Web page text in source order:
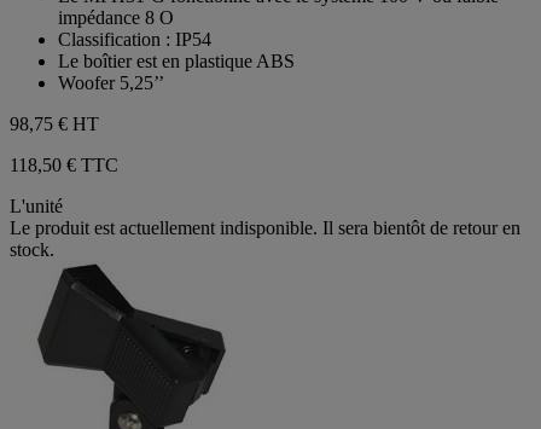
étoiles.
impédance 8 O
Classification : IP54
Le boîtier est en plastique ABS
Woofer 5,25’’
98,75 € HT
118,50 € TTC
L'unité
Le produit est actuellement indisponible. Il sera bientôt de retour en
stock.